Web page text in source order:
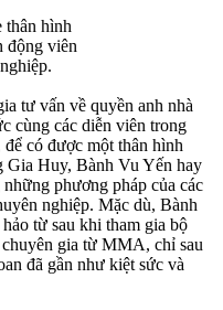
thâ‌n hìn‌h
động viên
tư vấn về quyền anh nhà
cùng các diễn viên trong
có được một thâ‌n hìn‌h
Gia Huy, Bành Vu Yến hay
phương pháp của các
nghiệp. Mặc dù, Bành
từ sau khi tham gia bộ
gia từ MMA, chỉ sau
đã gần như kiệt sức và